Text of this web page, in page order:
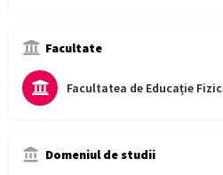
Facultate
Facultatea de Educație
Domeniul de studii